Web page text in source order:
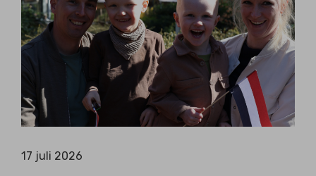
17 juli 2026